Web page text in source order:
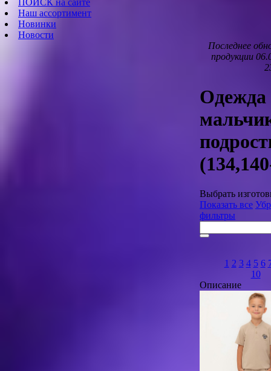
ПОИСК на сайте
Наш ассортимент
Новинки
Новости
Последнее
продукции
Одежда
Выбрать
Показать все
фильтры
1 2 3 4 5 6
10
Описание